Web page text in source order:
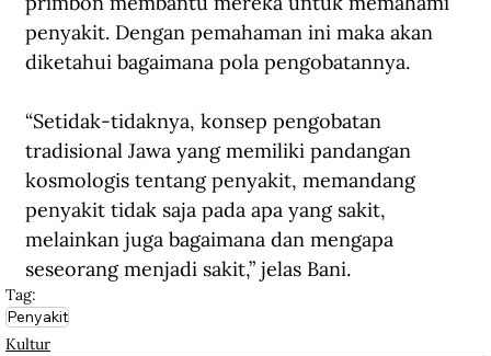
penyakit. Dengan pemahaman ini maka akan
diketahui bagaimana pola pengobatannya.
“Setidak-tidaknya, konsep pengobatan
tradisional Jawa yang memiliki pandangan
kosmologis tentang penyakit, memandang
penyakit tidak saja pada apa yang sakit,
melainkan juga bagaimana dan mengapa
seseorang menjadi sakit,” jelas Bani.
Tag:
Penyakit
Kultur